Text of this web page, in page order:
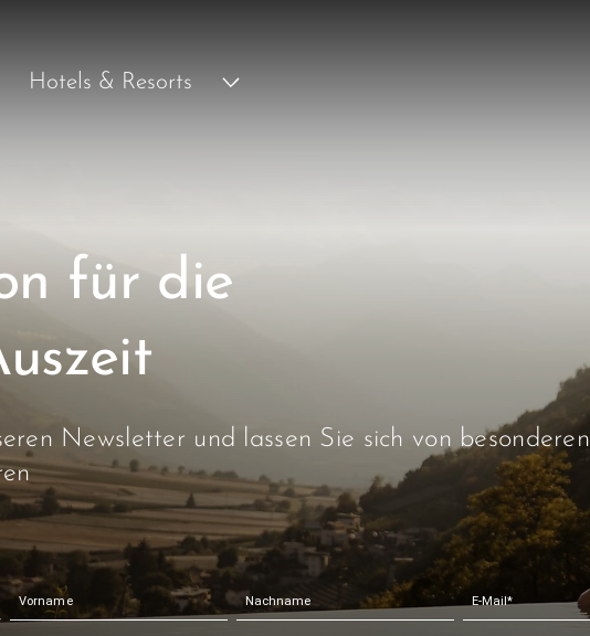
Hotels & Resorts
für die
Newsletter und lassen Sie sich von besonderen